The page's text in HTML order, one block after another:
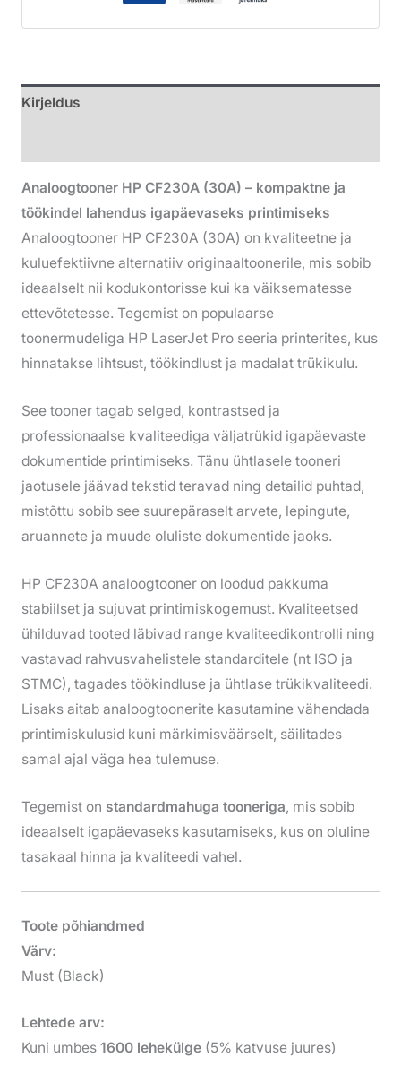
Kirjeldus
Analoogtooner HP CF230A (30A) – kompaktne ja
töökindel lahendus igapäevaseks printimiseks
Analoogtooner HP CF230A (30A) on kvaliteetne ja
kuluefektiivne alternatiiv originaaltoonerile, mis sobib
ideaalselt nii kodukontorisse kui ka väiksematesse
ettevõtetesse. Tegemist on populaarse
toonermudeliga HP LaserJet Pro seeria printerites, kus
hinnatakse lihtsust, töökindlust ja madalat trükikulu.
See tooner tagab selged, kontrastsed ja
professionaalse kvaliteediga väljatrükid igapäevaste
dokumentide printimiseks. Tänu ühtlasele tooneri
jaotusele jäävad tekstid teravad ning detailid puhtad,
mistõttu sobib see suurepäraselt arvete, lepingute,
aruannete ja muude oluliste dokumentide jaoks.
HP CF230A analoogtooner on loodud pakkuma
stabiilset ja sujuvat printimiskogemust. Kvaliteetsed
ühilduvad tooted läbivad range kvaliteedikontrolli ning
vastavad rahvusvahelistele standarditele (nt ISO ja
STMC), tagades töökindluse ja ühtlase trükikvaliteedi.
Lisaks aitab analoogtoonerite kasutamine vähendada
printimiskulusid kuni märkimisväärselt, säilitades
samal ajal väga hea tulemuse.
Tegemist on standardmahuga tooneriga, mis sobib
ideaalselt igapäevaseks kasutamiseks, kus on oluline
tasakaal hinna ja kvaliteedi vahel.
Toote põhiandmed
Värv:
Must (Black)
Lehtede arv:
Kuni umbes 1600 lehekülge(5% katvuse juures)